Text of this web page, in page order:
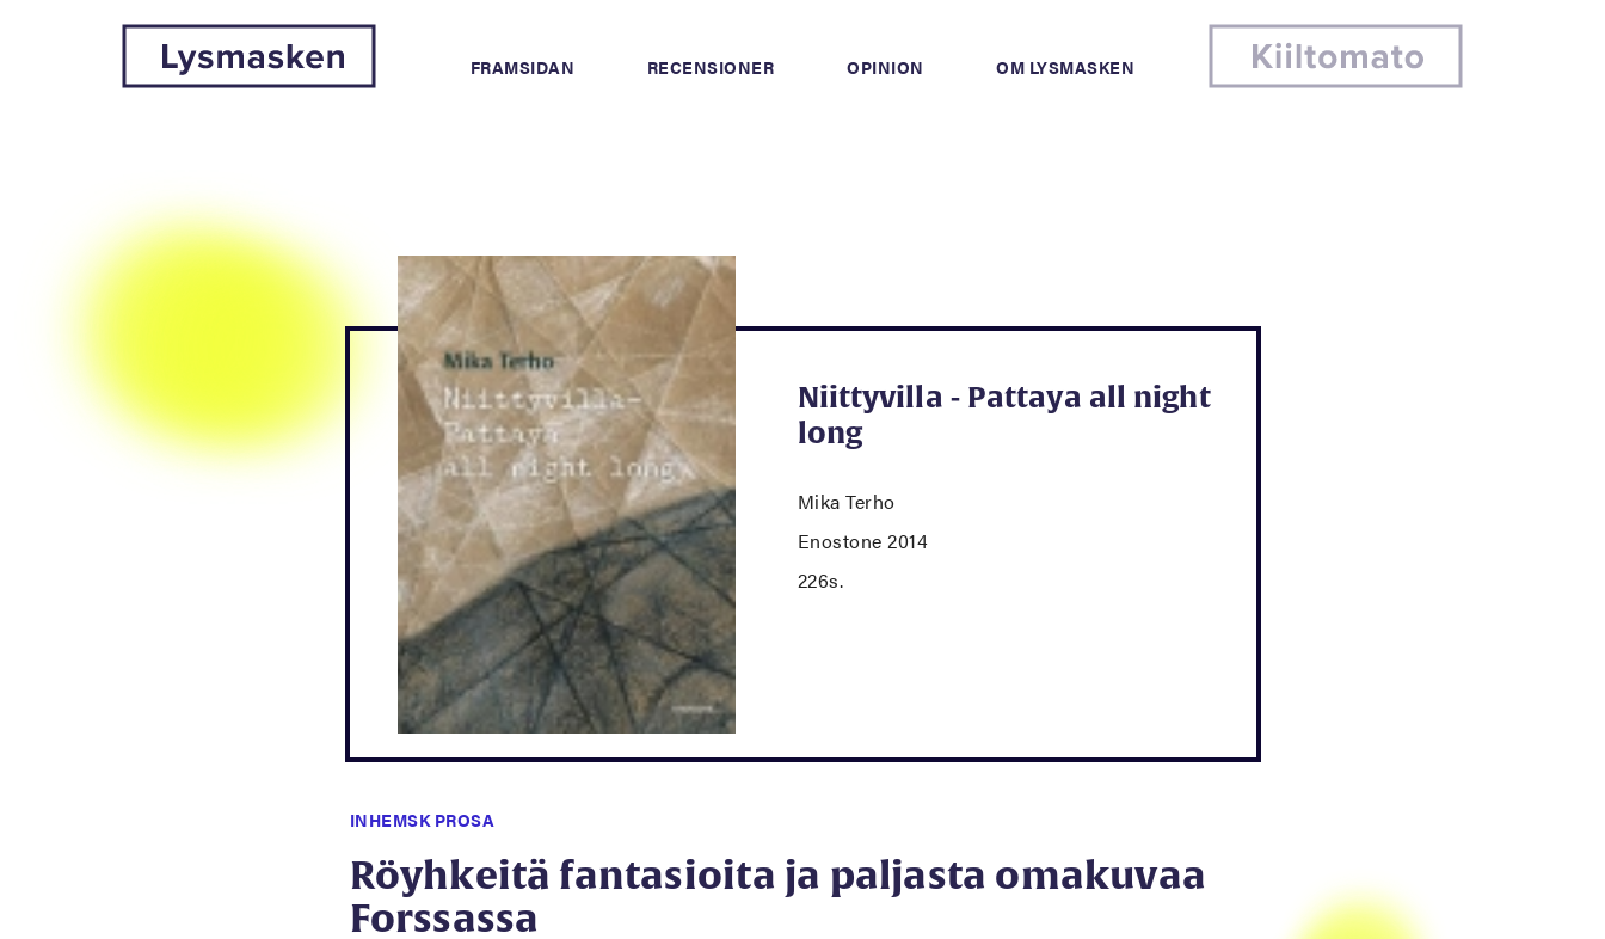
FRAMSIDAN RECENSIONER OPINION OM LYSMASKEN
Niittyvilla - Pattaya all night
long
Mika Terho
Enostone 2014
226s.
INHEMSK PROSA
Röyhkeitä fantasioita ja paljasta omakuvaa
Forssassa